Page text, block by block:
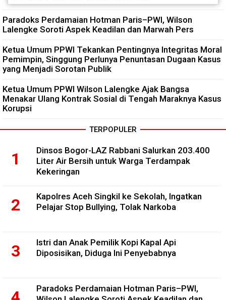
Paradoks Perdamaian Hotman Paris–PWI, Wilson
Lalengke Soroti Aspek Keadilan dan Marwah Pers
Ketua Umum PPWI Tekankan Pentingnya Integritas Moral
Pemimpin, Singgung Perlunya Penuntasan Dugaan Kasus
yang Menjadi Sorotan Publik
Ketua Umum PPWI Wilson Lalengke Ajak Bangsa
Menakar Ulang Kontrak Sosial di Tengah Maraknya Kasus
Korupsi
TERPOPULER
Dinsos Bogor-LAZ Rabbani Salurkan 203.400
Liter Air Bersih untuk Warga Terdampak
Kekeringan
Kapolres Aceh Singkil ke Sekolah, Ingatkan
Pelajar Stop Bullying, Tolak Narkoba
Istri dan Anak Pemilik Kopi Kapal Api
Diposisikan, Diduga Ini Penyebabnya
Paradoks Perdamaian Hotman Paris–PWI,